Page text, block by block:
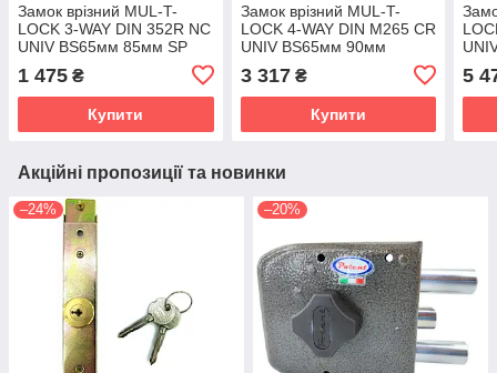
Замок врізний MUL-T-
LOCK 3-WAY DIN 352R NC
UNIV ВЅ65мм 85мм SP
1 475 ₴
Купити
Замок врізний MUL-T-
LOCK 4-WAY DIN M265 CR
UNIV ВЅ65мм 90мм
3 317₴
Купити
5
Акційні пропозиції та новинки
–24% –20%